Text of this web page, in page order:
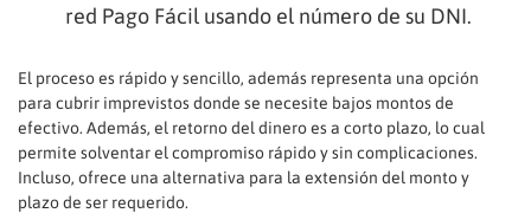
red Pago Fácil usando el número de su DNI.
El proceso es rápido y sencillo, además representa una opción
para cubrir imprevistos donde se necesite bajos montos de
efectivo. Además, el retorno del dinero es a corto plazo, lo cual
permite solventar el compromiso rápido y sin complicaciones.
Incluso, ofrece una alternativa para la extensión del monto y
plazo de ser requerido.